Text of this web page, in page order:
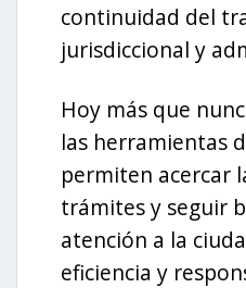
continuidad del
jurisdiccional y
Hoy más que
las herramientas
permiten acercar
trámites y seguir
atención a la
eficiencia y